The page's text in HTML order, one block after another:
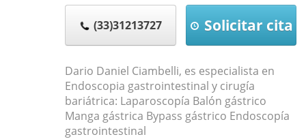
(33)31213727 Solicitar cita
Dario Daniel Ciambelli, es especialista en
Endoscopia gastrointestinal y cirugía
bariátrica: Laparoscopía Balón gástrico
Manga gástrica Bypass gástrico Endoscopía
gastrointestinal